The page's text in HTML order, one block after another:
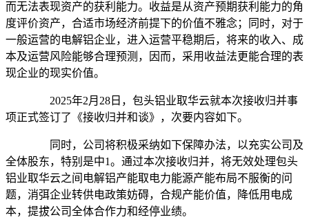
而无法表现资产的获利能力。收益是从资产预期获利能力的角
度评价资产，合适市场经济前提下的价值不雅念；同时，对于
一般运营的电解铝企业，进入运营平稳期后，将来的收入、成
本及运营风险能够合理预测，因而，采用收益法更能合理的表
现企业的现实价值。
2025年2月28日，包头铝业取华云就本次接收归并事
项正式签订了《接收归并和谈》，次要内容如下。
同时，公司将积极采纳如下保障办法，以充实公司及
全体股东，特别是中1。通过本次接收归并，将无效处理包头
铝业取华云之间电解铝产能取电力能源产能布局不服衡的问
题，消弭企业转供电政策妨碍，合规产能价值，降低用电成
本，提拔公司全体合作力和经停业绩。